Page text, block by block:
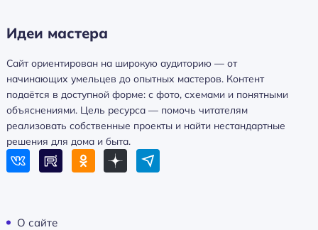
Идеи мастера
Сайт ориентирован на широкую аудиторию — от
начинающих умельцев до опытных мастеров. Контент
подаётся в доступной форме: с фото, схемами и понятными
объяснениями. Цель ресурса — помочь читателям
реализовать собственные проекты и найти нестандартные
решения для дома и быта.
О сайте